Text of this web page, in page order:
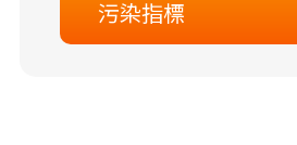
污染指標